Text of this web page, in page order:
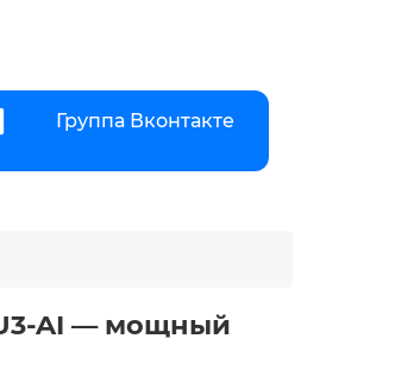
Группа Вконтакте
AI — мощный